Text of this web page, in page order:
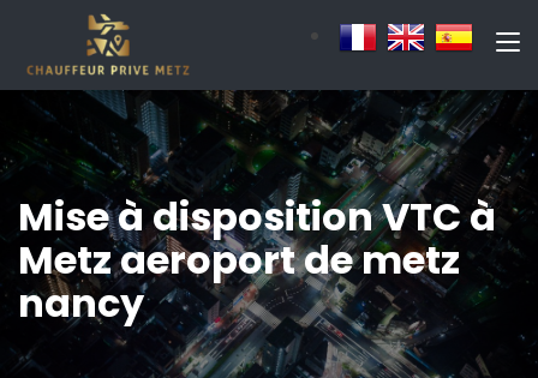
Mise à disposition VTC à
Metz aeroport de metz
nancy